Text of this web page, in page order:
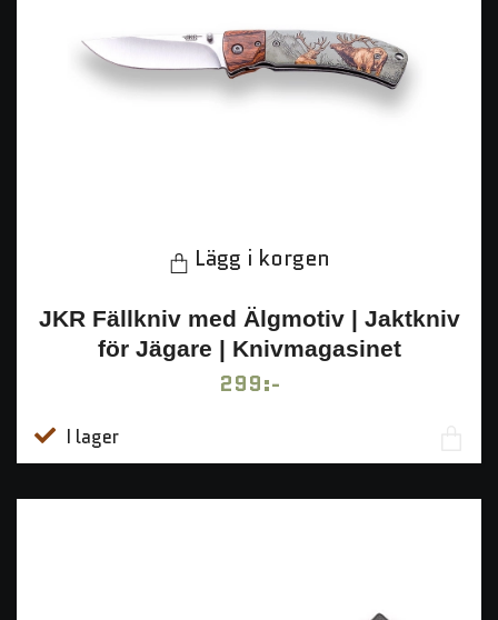
Lägg i korgen
JKR Fällkniv med Älgmotiv | Jaktkniv
för Jägare | Knivmagasinet
299:-
I lager